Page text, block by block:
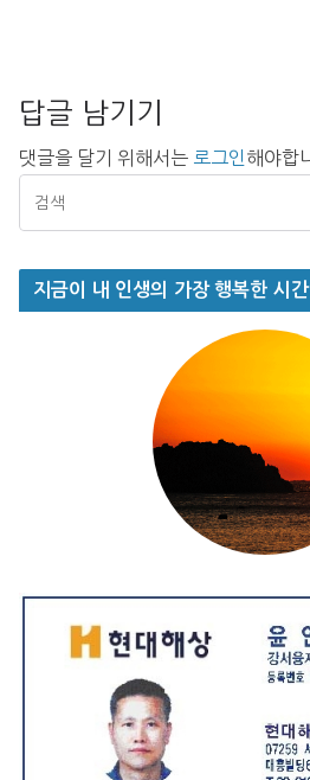
답글 남기기
댓글을 달기 위해서는 로그인 해야합
지금이 내 인생의 가장 행복한 시